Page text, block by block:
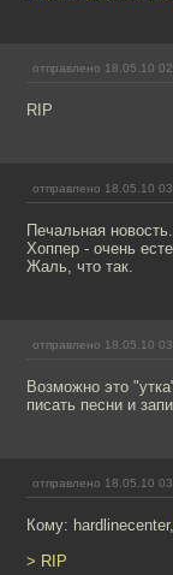
отправлено 18.05.10
RIP
отправлено 18.05.10
Печальная новость.
Хоппер - очень
Жаль, что так.
отправлено 18.05.10
Возможно это
писать песни и
отправлено 18.05.10
Кому: hardlinecenter,
> RIP